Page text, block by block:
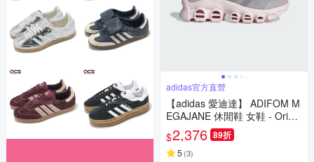
adidas官方直營
【adidas 愛迪達】 ADIFOM M
EGAJANE 休閒鞋 女鞋 - Origin
als JP8116
$2,376 89折
5 (3)